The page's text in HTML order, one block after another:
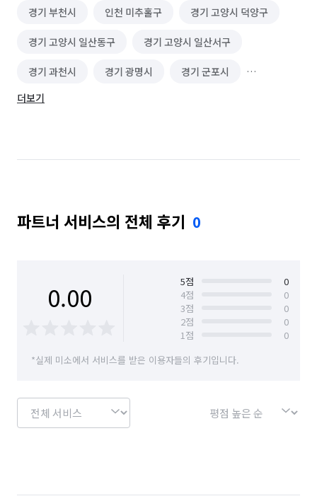
경기 부천시 인천 미추홀구 경기 고양시 덕양구
경기 고양시 일산동구 경기 고양시 일산서구
경기 과천시 경기 광명시 경기 군포시
경기 김포시
경기 성남시 중원구 경기 수원시 권선구
경기 수원시 팔달구 경기 시흥시
경기 안양시 동안구
경기 안양시 만안구 경기 양주시
경기 용인시 수지구
경기 용인시 처인구 경기 의정부시 경기 파주시
경기 포천시 경기 하남시
서울 강동구 서울 강북구
더보기
파트너 서비스의 전체 후기 0
0.00 5점
0
4점
0
3점
0
2점
0
1점
0
*실제 미소에서 서비스를 받은 이용자들의 후기입니다.